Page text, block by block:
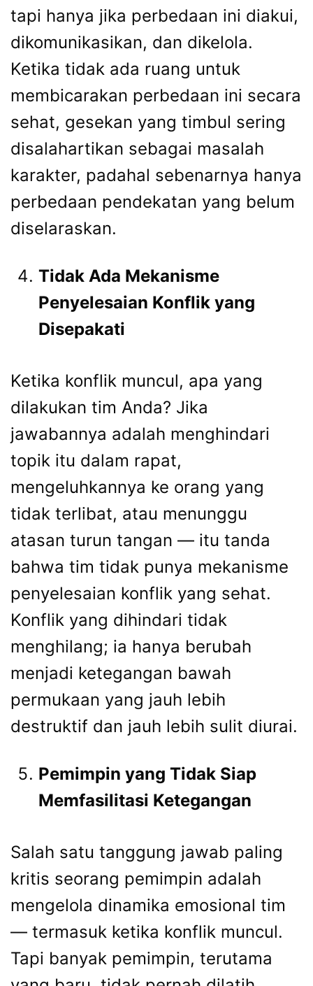
tapi hanya jika perbedaan ini diakui,
dikomunikasikan, dan dikelola.
Ketika tidak ada ruang untuk
membicarakan perbedaan ini secara
sehat, gesekan yang timbul sering
disalahartikan sebagai masalah
karakter, padahal sebenarnya hanya
perbedaan pendekatan yang belum
diselaraskan.
Tidak Ada Mekanisme
Penyelesaian Konflik yang
Disepakati
Ketika konflik muncul, apa yang
dilakukan tim Anda? Jika
jawabannya adalah menghindari
topik itu dalam rapat,
mengeluhkannya ke orang yang
tidak terlibat, atau menunggu
atasan turun tangan — itu tanda
bahwa tim tidak punya mekanisme
penyelesaian konflik yang sehat.
Konflik yang dihindari tidak
menghilang; ia hanya berubah
menjadi ketegangan bawah
permukaan yang jauh lebih
destruktif dan jauh lebih sulit diurai.
Pemimpin yang Tidak Siap
Memfasilitasi Ketegangan
Salah satu tanggung jawab paling
kritis seorang pemimpin adalah
mengelola dinamika emosional tim
— termasuk ketika konflik muncul.
Tapi banyak pemimpin, terutama